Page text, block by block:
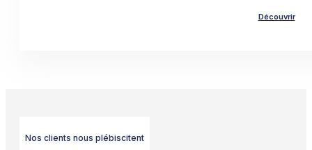
Découvrir
Nos clients nous plébiscitent